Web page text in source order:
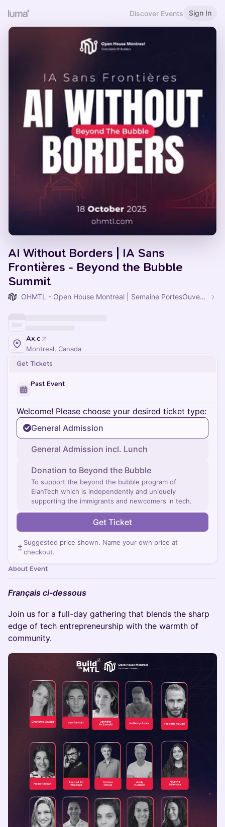
Discover Events Sign In
AI Without Borders | IA Sans
Frontières - Beyond the Bubble
Summit
OHMTL - Open House Montreal | Semaine PortesOuvertes.org
Ax.c
Montreal, Canada
Get Tickets
Past Event
Welcome! Please choose your desired ticket type:
General Admission
General Admission incl. Lunch
Donation to Beyond the Bubble
To support the beyond the bubble program of
ElanTech which is independently and uniquely
supporting the immigrants and newcomers in tech.
Get Ticket
Suggested price shown. Name your own price at
checkout.
About Event
Français ci-dessous
Join us for a full-day gathering that blends the sharp
edge of tech entrepreneurship with the warmth of
community.